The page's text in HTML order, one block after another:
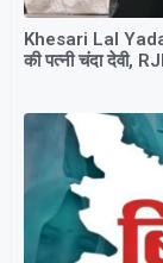
Khesari Lal
की पत्नी चंदा देवी,